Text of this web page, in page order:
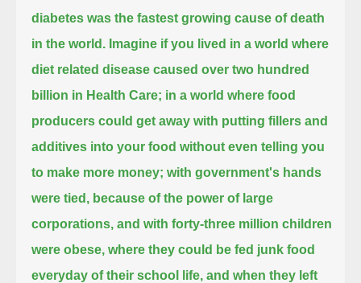
diabetes was the fastest growing cause of death
in the world. Imagine if you lived in a world where
diet related disease caused over two hundred
billion in Health Care; in a world where food
producers could get away with putting fillers and
additives into your food without even telling you
to make more money; with government's hands
were tied, because of the power of large
corporations, and with forty-three million children
were obese, where they could be fed junk food
everyday of their school life, and when they left